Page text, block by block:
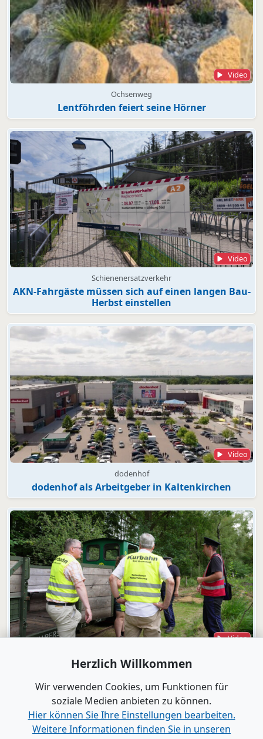
Video
Ochsenweg
Lentföhrden feiert seine Hörner
Video
Schienenersatzverkehr
AKN-Fahrgäste müssen sich auf einen langen Bau-
Herbst einstellen
Video
dodenhof
dodenhof als Arbeitgeber in Kaltenkirchen
Video
Bad Bramstedt
"Wir wollen die Moorbahn aus dem
Dornröschenschlaf wecken"
Alle Videos anzeigen
Herzlich Willkommen
Wir verwenden Cookies, um Funktionen für
soziale Medien anbieten zu können.
Hier können Sie Ihre Einstellungen bearbeiten.
Weitere Informationen finden Sie in unseren